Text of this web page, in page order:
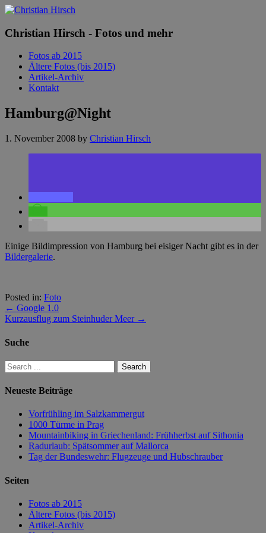
Christian Hirsch - Fotos und mehr
Fotos ab 2015
Ältere Fotos (bis 2015)
Artikel-Archiv
Kontakt
Hamburg@Night
1. November 2008 by Christian Hirsch
Einige Bildimpression von Hamburg bei eisiger Nacht gibt es in der
Bildergalerie.
Posted in: Foto
← Google 1.0
Kurzausflug zum Steinhuder Meer →
Suche
Neueste Beiträge
Vorfrühling im Salzkammergut
1000 Türme in Prag
Mountainbiking in Griechenland: Frühherbst auf Sithonia
Radurlaub: Spätsommer auf Mallorca
Tag der Bundeswehr: Flugzeuge und Hubschrauber
Seiten
Fotos ab 2015
Ältere Fotos (bis 2015)
Artikel-Archiv